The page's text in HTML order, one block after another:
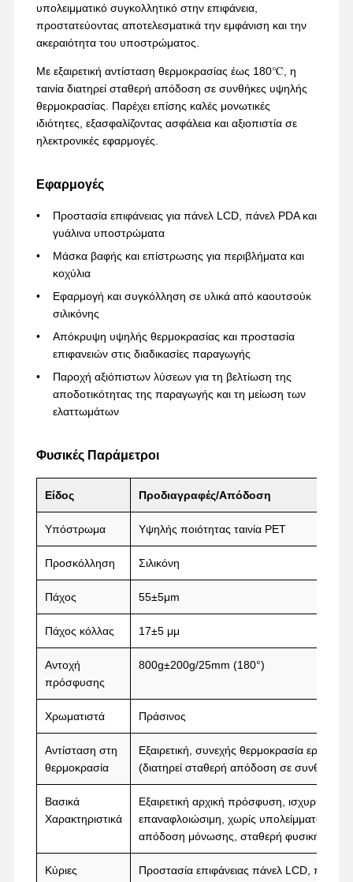
Αρχική
Σελίδα
Προϊόντα Εμφάνιση VR
Σχετικά Με
Γύρος
Ποιοτικός
Ταινία Kapton
Πλαισιωμένη διπλάσιο ταινία
Ταινία κάλυψης
Ταινία PET
Ταινία Ptfe
Ακρυλική ταινία
Τεκέτα διάτρητα
Μπλε προστατευτική μεμβράνη
Θερμαντική ταινία
Βιομηχανική ταινία
υπολειμματικό συγκολλητικό στην επιφάνεια,
προστατεύοντας αποτελεσματικά την εμφάνιση και την
ακεραιότητα του υποστρώματος.
Με εξαιρετική αντίσταση θερμοκρασίας έως 180℃, η
ταινία διατηρεί σταθερή απόδοση σε συνθήκες υψηλής
θερμοκρασίας. Παρέχει επίσης καλές μονωτικές
ιδιότητες, εξασφαλίζοντας ασφάλεια και αξιοπιστία σε
ηλεκτρονικές εφαρμογές.
Εφαρμογές
Προστασία επιφάνειας για πάνελ LCD, πάνελ PDA και
γυάλινα υποστρώματα
Μάσκα βαφής και επίστρωσης για περιβλήματα και
κοχύλια
Εφαρμογή και συγκόλληση σε υλικά από καουτσούκ
σιλικόνης
Απόκρυψη υψηλής θερμοκρασίας και προστασία
επιφανειών στις διαδικασίες παραγωγής
Παροχή αξιόπιστων λύσεων για τη βελτίωση της
αποδοτικότητας της παραγωγής και τη μείωση των
ελαττωμάτων
Φυσικές Παράμετροι
Είδος Προδιαγραφές/Απόδοση
Υπόστρωμα Υψηλής ποιότητας ταινία PET
Προσκόλληση Σιλικόνη
Πάχος 55±5μm
Πάχος κόλλας 17±5 μμ
Αντοχή
πρόσφυσης
800g±200g/25mm (180°)
Χρωματιστά Πράσινος
Αντίσταση στη
θερμοκρασία
Εξαιρετική, συνεχής θερμοκρασία
(διατηρεί σταθερή απόδοση σε συνθήκες
Βασικά
Χαρακτηριστικά
Εξαιρετική αρχική πρόσφυση, ισχυρή
επαναφλοιώσιμη, χωρίς υπολείμματα μετά
απόδοση μόνωσης, σταθερή φυσική
Κύριες
Προστασία επιφάνειας πάνελ LCD, πάνελ